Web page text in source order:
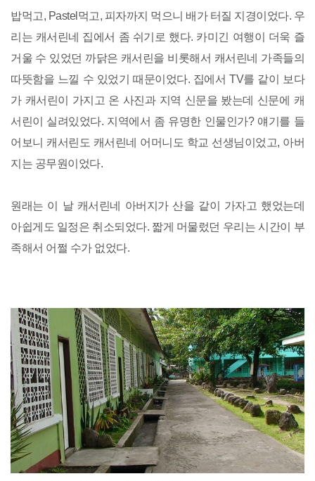
밥먹고, Pastel먹고, 피자까지 먹으니 배가 터질 지경이었다. 우
리는 캐서린네 집에서 좀 쉬기로 했다. 카미긴 여행이 더욱 즐
거울 수 있었던 까닭은 캐서린을 비롯해서 캐서린네 가족들의
따뜻함을 느낄 수 있었기 때문이었다. 집에서 TV를 같이 보다
가 캐서린이 가지고 온 사진과 지역 신문을 봤는데 신문에 캐
서린이 실려있었다. 지역에서 좀 유명한 인물인가? 얘기를 들
어보니 캐서린도 캐서린네 어머니도 학교 선생님이었고, 아버
지는 공무원이었다.
원래는 이 날 캐서린네 아버지가 산을 같이 가자고 했었는데
아쉽게도 일정은 취소되었다. 짧게 머물렀던 우리는 시간이 부
족해서 어쩔 수가 없었다.